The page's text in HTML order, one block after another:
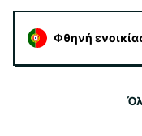
Φθηνή